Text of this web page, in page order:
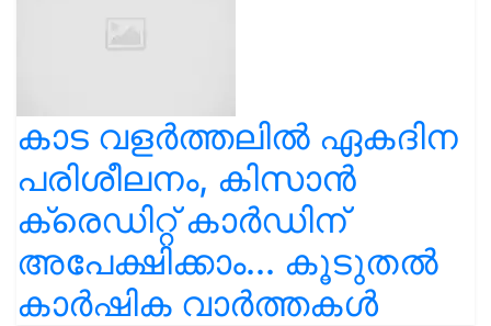
കാട വളര്‍ത്തലിൽ ഏകദിന
പരിശീലനം, കിസാൻ
ക്രെഡിറ്റ് കാർഡിന്
അപേക്ഷിക്കാം... കൂടുതൽ
കാർഷിക വാർത്തകൾ